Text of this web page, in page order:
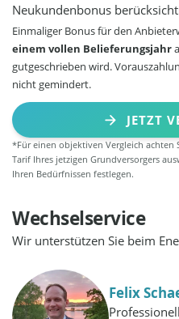
Neukundenbonus
Einmaliger Bonus für den
einem vollen Belieferungsjahr
gutgeschrieben wird.
nicht gemindert.
JETZT
*Für einen objektiven Vergleich achten
Tarif Ihres jetzigen Grundversorgers
Ihren Bedürfnissen festlegen.
Wechselservice
Wir unterstützen Sie beim
Felix